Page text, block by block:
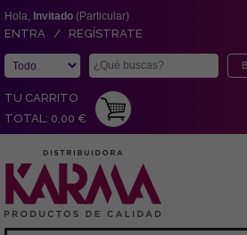
Hola, Invitado (Particular)
ENTRA / REGÍSTRATE
TU CARRITO
TOTAL: 0,00 €